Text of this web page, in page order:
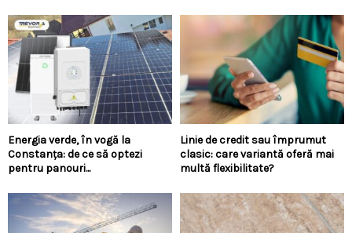
Energia verde, în vogă la
Constanța: de ce să optezi
pentru panouri...
Linie de credit sau împrumut
clasic: care variantă oferă mai
multă flexibilitate?